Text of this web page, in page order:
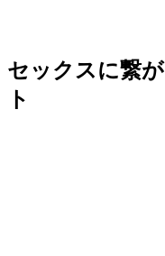
セックスに繋
ト